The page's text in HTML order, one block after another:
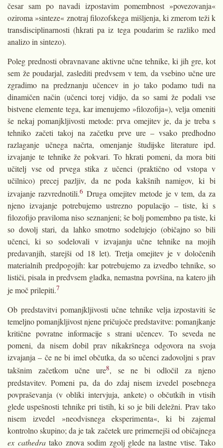
česar sam po navadi izpostavim pomembnost »povezovanja«
oziroma »sinteze« znotraj filozofskega mišljenja, ki zmerom teži k
transdisciplinarnosti (hkrati pa iz tega poudarim še razliko med
analizo in sintezo).
Poleg prednosti obravnavane aktivne učne tehnike, ki jih gre, kot
sem že poudarjal, zaslediti predvsem v tem, da vsebino učne ure
zgradimo na predznanju učencev in jo tako podamo tudi na
dinamičen način (učenci torej vidijo, da so sami že podali vse
bistvene elemente tega, kar imenujemo »filozofija«), velja omeniti
še nekaj pomanjkljivosti metode: prva omejitev je, da je treba s
tehniko začeti takoj na začetku prve ure – vsako predhodno
razlaganje učnega načrta, omenjanje študijske literature ipd.
izvajanje te tehnike že pokvari. To hkrati pomeni, da mora biti
učitelj vse od prvega stika z učenci (praktično od vstopa v
učilnico) precej pazljiv, da ne poda kakšnih namigov, ki bi
izvajanje razvrednotili.6 Druga omejitev metode je v tem, da za
njeno izvajanje potrebujemo ustrezno populacijo – tiste, ki s
filozofijo praviloma niso seznanjeni; še bolj pomembno pa tiste, ki
so dovolj stari, da lahko smotrno sodelujejo (običajno so bili
učenci, ki so sodelovali v izvajanju učne tehnike na mojih
predavanjih, starejši od 18 let). Tretja omejitev je v določenih
materialnih predpogojih: kar potrebujemo za izvedbo tehnike, so
lističi, pisala in predvsem gladka, nemastna površina, na katero jih
je moč prilepiti.7
Ob predstavitvi pomanjkljivosti učne tehnike velja izpostaviti še
temeljno pomanjkljivost njene pričujoče predstavitve: pomanjkanje
kritične povratne informacije s strani učencev. To seveda ne
pomeni, da nisem dobil prav nikakršnega odgovora na svoja
izvajanja – če ne bi imel občutka, da so učenci zadovoljni s prav
takšnim začetkom učne ure8, se ne bi odločil za njeno
predstavitev. Pomeni pa, da do zdaj nisem izvedel posebnega
povpraševanja (v obliki intervjuja, ankete) o občutkih in vtisih
glede uspešnosti tehnike pri tistih, ki so je bili deležni. Prav tako
nisem izvedel »neodvisnega eksperimenta«, ki bi zajemal
kontrolno skupino; da je tak začetek ure primernejši od običajnega
ex cathedratako znova sodim zgolj glede na lastne vtise. Tako